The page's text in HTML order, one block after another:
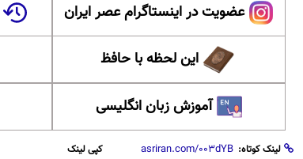
عضویت در اینستاگرام عصر ایران
این لحظه با حافظ
آموزش زبان انگلیسی
لینک کوتاه: کپی لینک